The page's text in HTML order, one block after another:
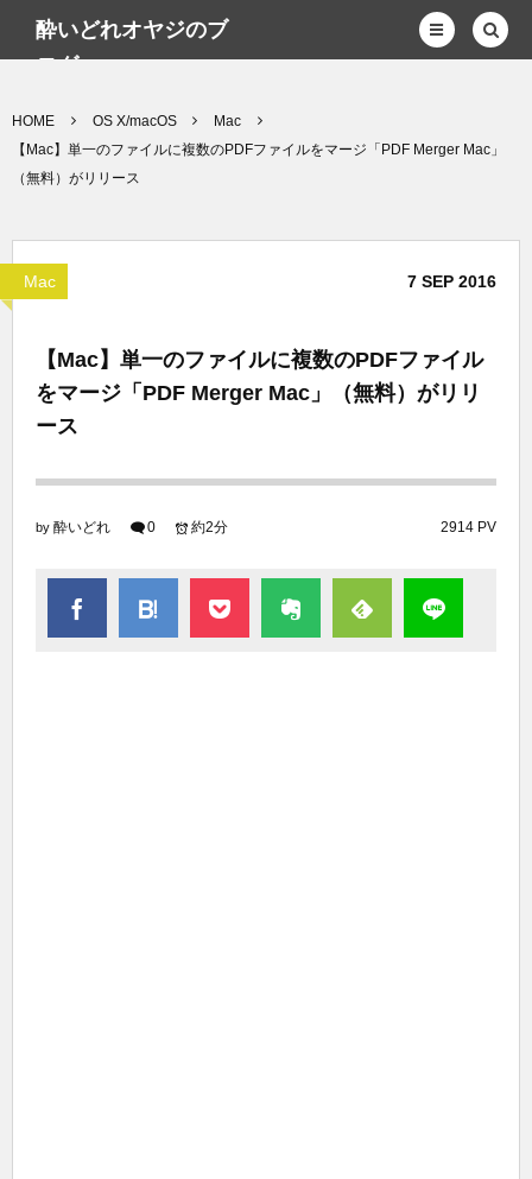
酔いどれオヤジのブ
ログwp
HOME OS X/macOS
Mac
【Mac】単一のファイルに複数のPDFファイルをマージ「PDF Merger Mac」
（無料）がリリース
Mac 7 SEP 2016
【Mac】単一のファイルに複数のPDFファイル
をマージ「PDF Merger Mac」（無料）がリリ
ース
by 酔いどれ 0 2914 PV
約2分